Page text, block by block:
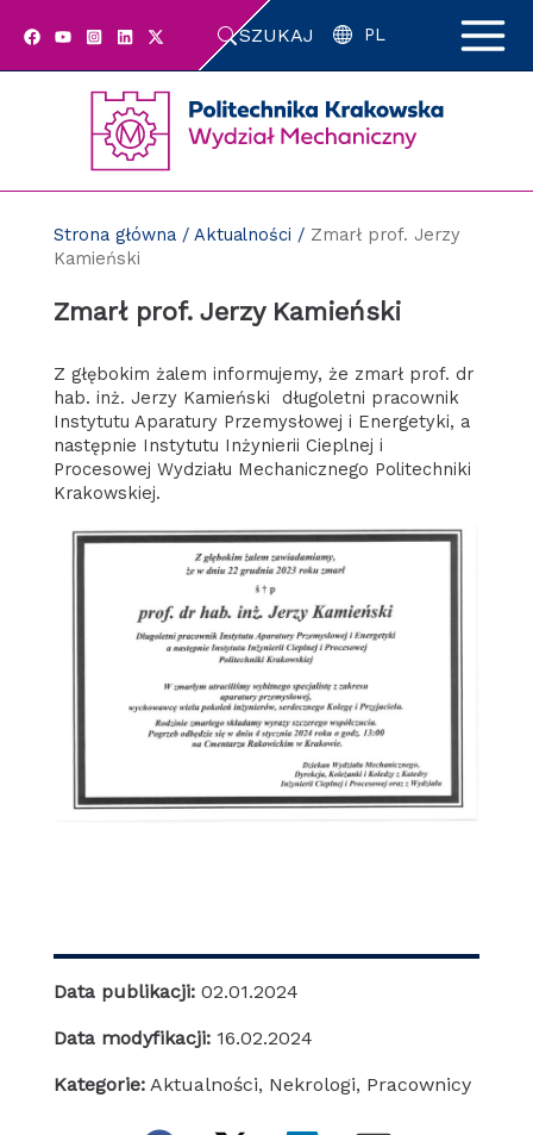
SZUKAJ PL
Strona główna/ Aktualności / Zmarł prof. Jerzy
Kamieński
Zmarł prof. Jerzy Kamieński
Z głębokim żalem informujemy, że zmarł prof. dr
hab. inż. Jerzy Kamieński długoletni pracownik
Instytutu Aparatury Przemysłowej i Energetyki, a
następnie Instytutu Inżynierii Cieplnej i
Procesowej Wydziału Mechanicznego Politechniki
Krakowskiej.
Data publikacji: 02.01.2024
Data modyfikacji: 16.02.2024
Kategorie: Aktualności, Nekrologi, Pracownicy